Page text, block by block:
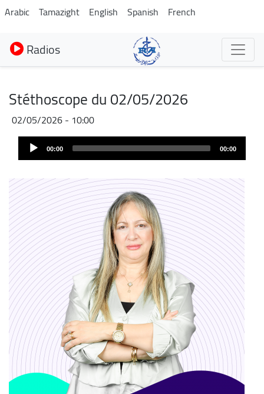
Aller
au
contenu
principal
Arabic Tamazight English Spanish French
Radios
Stéthoscope du 02/05/2026
02/05/2026 - 10:00
Audio
Player 00:00 00:00